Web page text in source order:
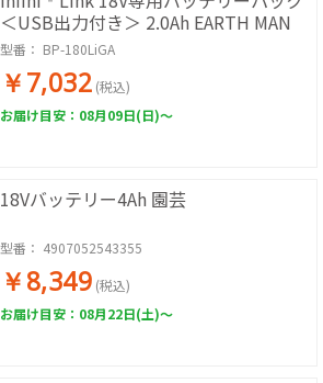
＜USB出力付き＞ 2.0Ah EARTH MAN
型番： BP-180LiGA
￥7,032 (税込)
お届け目安：08月09日(日)～
18Vバッテリー4Ah 園芸
型番： 4907052543355
￥8,349 (税込)
お届け目安：08月22日(土)～